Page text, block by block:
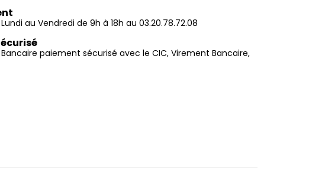
au Vendredi de 9h à 18h au 03.20.78.72.08
paiement sécurisé avec le CIC, Virement Bancaire,